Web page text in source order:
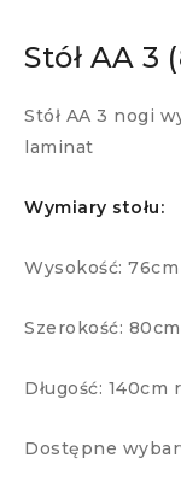
Stół AA 3
Stół AA 3 nogi
laminat
Wymiary stołu:
Wysokość: 76cm
Szerokość: 80cm
Długość: 140cm
Dostępne